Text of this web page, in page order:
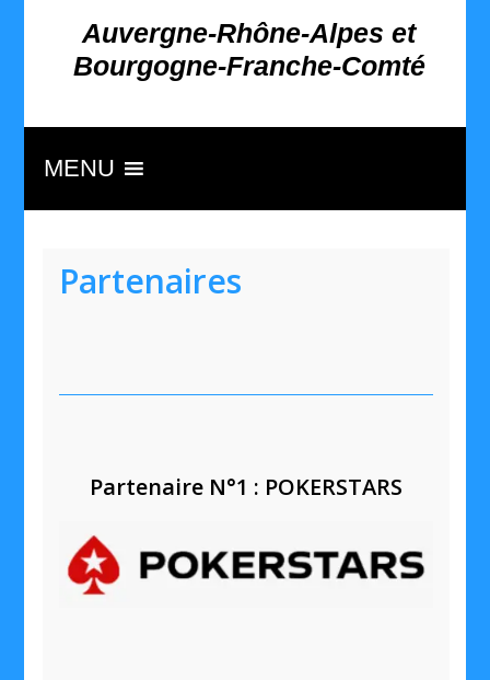
Auvergne-Rhône-Alpes et
Bourgogne-Franche-Comté
MENU
Partenaires
Partenaire N°1 : POKERSTARS